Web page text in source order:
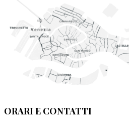
ORARI E CONTATTI